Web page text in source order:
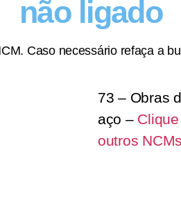
não ligado
Caso necessário refaça a
73 – Obras
aço –
outros